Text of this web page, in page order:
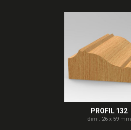
PROFIL 132
dim : 26 x 59 mm